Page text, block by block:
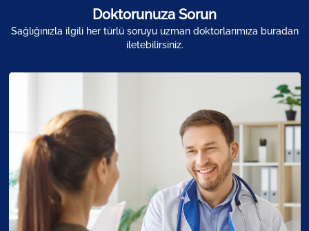
Doktorunuza Sorun
Sağlığınızla ilgili her türlü soruyu uzman doktorlarımıza buradan
iletebilirsiniz.